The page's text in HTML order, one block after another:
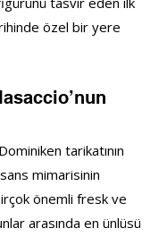
özel bir yere
tarikatının
mimarisinin
önemli fresk ve
arasında en ünlüsü